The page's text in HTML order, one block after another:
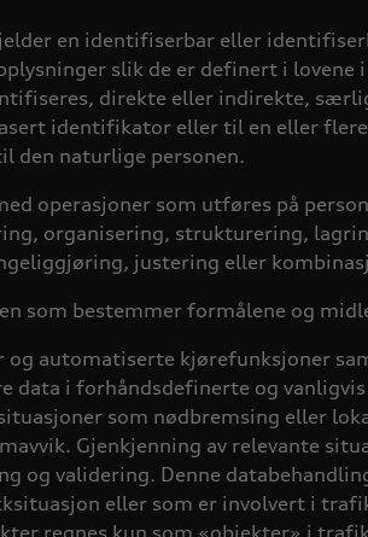
en identifiserbar eller
slik de er definert i
direkte eller indirekte,
identifikator eller til en eller
den naturlige personen.
operasjoner som utføres på
organisering, strukturering,
justering eller
som bestemmer formålene og
og automatiserte kjørefunksjoner
data i forhåndsdefinerte og
som nødbremsing eller
Gjenkjenning av relevante
validering. Denne
eller som er involvert i
regnes kun som «objekter» i